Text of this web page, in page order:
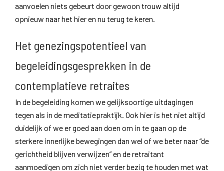
aanvoelen niets gebeurt door gewoon trouw altijd
opnieuw naar het hier en nu terug te keren.
Het genezingspotentieel van
begeleidingsgesprekken in de
contemplatieve retraites
In de begeleiding komen we gelijksoortige uitdagingen
tegen als in de meditatiepraktijk. Ook hier is het niet altijd
duidelijk of we er goed aan doen om in te gaan op de
sterkere innerlijke bewegingen dan wel of we beter naar “de
gerichtheid blijven verwijzen” en de retraitant
aanmoedigen om zich niet verder bezig te houden met wat